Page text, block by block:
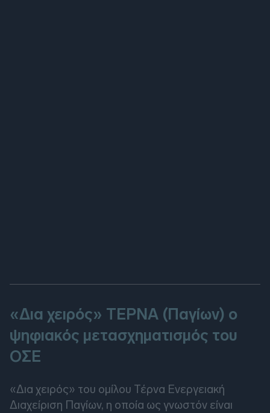
«Δια χειρός» ΤΕΡΝΑ (Παγίων) ο
ψηφιακός μετασχηματισμός του
ΟΣΕ
«Δια χειρός» του ομίλου Τέρνα Ενεργειακή
Διαχείριση Παγίων, η οποία ως γνωστόν είναι